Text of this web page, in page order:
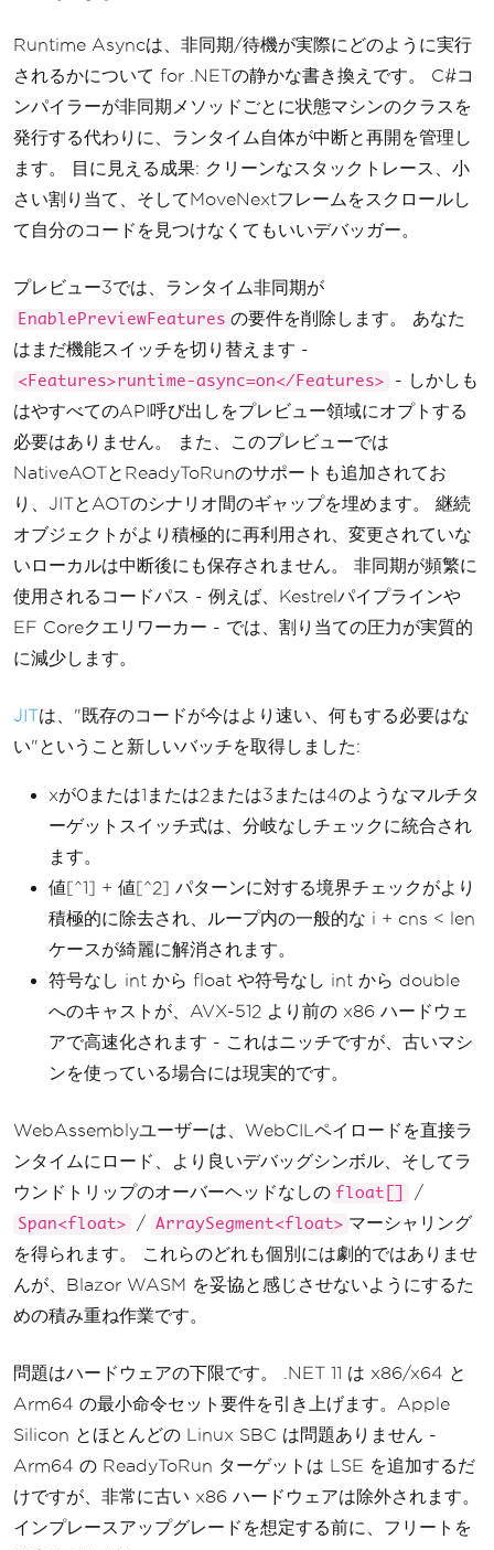
Runtime Asyncは、非同期/待機が実際にどのように実行
されるかについて for .NETの静かな書き換えです。 C#コ
ンパイラーが非同期メソッドごとに状態マシンのクラスを
発行する代わりに、ランタイム自体が中断と再開を管理し
ます。 目に見える成果: クリーンなスタックトレース、小
さい割り当て、そしてMoveNextフレームをスクロールし
て自分のコードを見つけなくてもいいデバッガー。
プレビュー3では、ランタイム非同期が
EnablePreviewFeatures の要件を削除します。 あなた
はまだ機能スイッチを切り替えます -
<Features>runtime-async=on</Features>
- しかしも
はやすべてのAPI呼び出しをプレビュー領域にオプトする
必要はありません。 また、このプレビューでは
NativeAOTとReadyToRunのサポートも追加されてお
り、JITとAOTのシナリオ間のギャップを埋めます。 継続
オブジェクトがより積極的に再利用され、変更されていな
いローカルは中断後にも保存されません。 非同期が頻繁に
使用されるコードパス - 例えば、Kestrelパイプラインや
EF Coreクエリワーカー - では、割り当ての圧力が実質的
に減少します。
JITは、"既存のコードが今はより速い、何もする必要はな
い"ということ新しいバッチを取得しました:
xが0または1または2または3または4のようなマルチタ
ーゲットスイッチ式は、分岐なしチェックに統合され
ます。
値[^1] + 値[^2] パターンに対する境界チェックがより
積極的に除去され、ループ内の一般的な i + cns < len
ケースが綺麗に解消されます。
符号なし int から float や符号なし int から double
へのキャストが、AVX-512 より前の x86 ハードウェ
アで高速化されます - これはニッチですが、古いマシ
ンを使っている場合には現実的です。
WebAssemblyユーザーは、WebCILペイロードを直接ラ
ンタイムにロード、より良いデバッグシンボル、そしてラ
ウンドトリップのオーバーヘッドなしの float[] /
Span<float> / ArraySegment<float> マーシャリング
を得られます。 これらのどれも個別には劇的ではありませ
んが、Blazor WASM を妥協と感じさせないようにするた
めの積み重ね作業です。
問題はハードウェアの下限です。 .NET 11 は x86/x64 と
Arm64 の最小命令セット要件を引き上げます。Apple
Silicon とほとんどの Linux SBC は問題ありません -
Arm64 の ReadyToRun ターゲットは LSE を追加するだ
けですが、非常に古い x86 ハードウェアは除外されます。
インプレースアップグレードを想定する前に、フリートを